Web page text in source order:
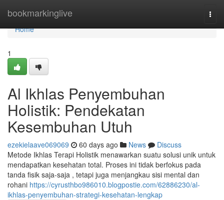
bookmarkinglive
Home
Home
1
Al Ikhlas Penyembuhan
Holistik: Pendekatan
Kesembuhan Utuh
ezekielaave069069 60 days ago News
Discuss
Metode Ikhlas Terapi Holistik menawarkan suatu solusi unik untuk
mendapatkan kesehatan total. Proses ini tidak berfokus pada
tanda fisik saja-saja , tetapi juga menjangkau sisi mental dan
rohani https://cyrusthbo986010.blogpostie.com/62886230/al-
ikhlas-penyembuhan-strategi-kesehatan-lengkap